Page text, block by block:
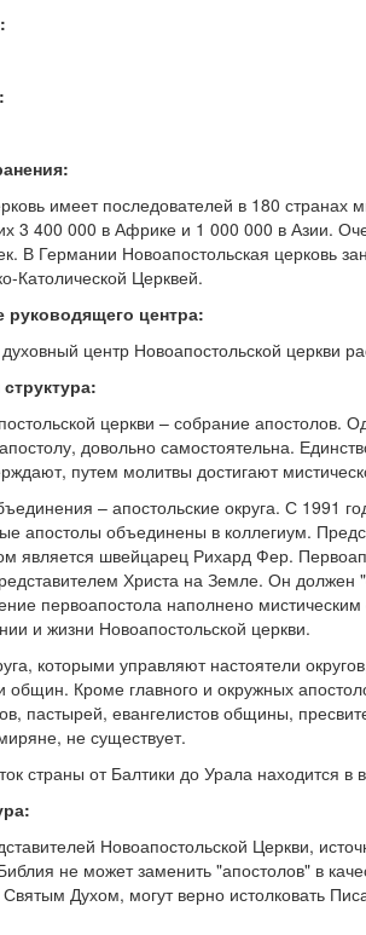
имеет последователей в 180
3 400 000 в Африке и 1 000 000 в Азии.
В Германии Новоапостольская церковь
Католической Церквей.
руководящего центра:
центр Новоапостольской церкви
церкви – собрание апостолов.
довольно самостоятельна.
путем молитвы достигают
– апостольские округа. С 1991
апостолы объединены в коллегиум.
является швейцарец Рихард Фер.
Христа на Земле. Он
первоапостола наполнено
и жизни Новоапостольской церкви.
которыми управляют настоятели
общин. Кроме главного и окружных
пастырей, евангелистов общины,
не существует.
страны от Балтики до Урала находится в
Новоапостольской Церкви,
не может заменить "апостолов" в
Духом, могут верно истолковать